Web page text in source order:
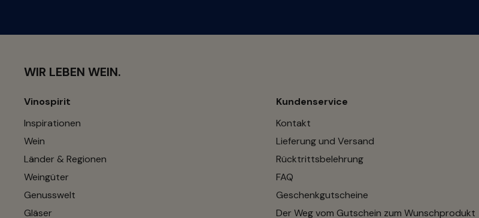
WIR LEBEN WEIN.
Vinospirit
Inspirationen
Wein
Länder & Regionen
Weingüter
Genusswelt
Gläser
Kundenservice
Kontakt
Lieferung und Versand
Rücktrittsbelehrung
FAQ
Geschenkgutscheine
Der Weg vom Gutschein zum Wunschprodukt